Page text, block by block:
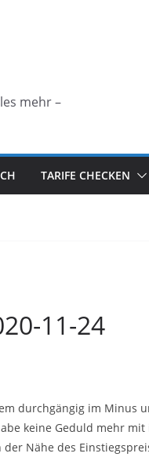
mehr –
TARIFE CHECKEN
11-24
durchgängig im Minus
keine Geduld mehr
Nähe des